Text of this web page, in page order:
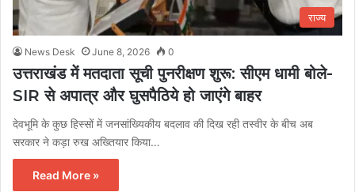
राज्य
News Desk June 8, 2026 0
उत्तराखंड में मतदाता सूची पुनरीक्षण शुरू: सीएम धामी बोले-
SIR से अपात्र और घुसपैठिये हो जाएंगे बाहर
देवभूमि के कुछ हिस्सों में जनसांख्यिकीय बदलाव की दिख रही तस्वीर के बीच अब
सरकार ने कड़ा रुख अख्तियार किया…
Read More »